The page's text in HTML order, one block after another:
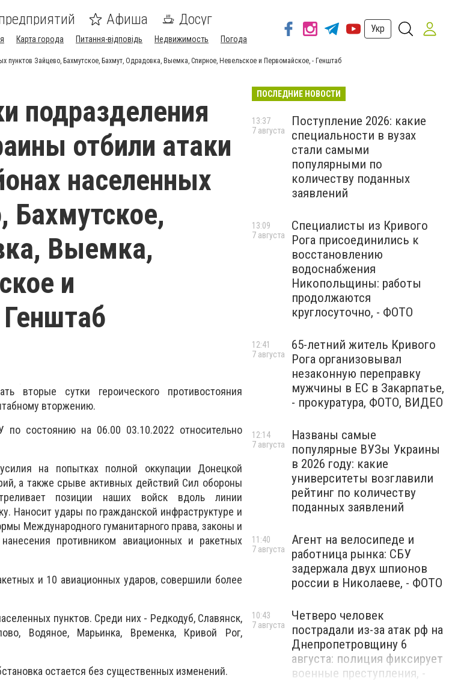
Афиша Досуг
Карта города Питання-відповідь Недвижимость Погода
Укр
Зайцево, Бахмутское, Бахмут, Одрадовка, Выемка, Спирное, Невельское и Первомайское, - Генштаб
подразделения
отбили атаки
населенных
Бахмутское,
Выемка,
и
вторые сутки героического противостояния
вторжению.
по состоянию на 06.00 03.10.2022 относительно
на попытках полной оккупации Донецкой
а также срыве активных действий Сил обороны
позиции наших войск вдоль линии
Наносит удары по гражданской инфраструктуре и
Международного гуманитарного права, законы и
противником авиационных и ракетных
и 10 авиационных ударов, совершили более
пунктов. Среди них - Редкодуб, Славянск,
Водяное, Марьинка, Временка, Кривой Рог,
остается без существенных изменений.
ПОСЛЕДНИЕ НОВОСТИ
Поступление 2026: какие
специальности в вузах
стали самыми
популярными по
количеству поданных
заявлений
13:37
7 августа
Специалисты из Кривого
Рога присоединились к
восстановлению
водоснабжения
Никопольщины: работы
продолжаются
круглосуточно, - ФОТО
13:09
7 августа
65-летний житель Кривого
Рога организовывал
незаконную переправку
мужчины в ЕС в Закарпатье,
- прокуратура, ФОТО, ВИДЕО
12:41
7 августа
Названы самые
популярные ВУЗы Украины
в 2026 году: какие
университеты возглавили
рейтинг по количеству
поданных заявлений
12:14
7 августа
Агент на велосипеде и
работница рынка: СБУ
задержала двух шпионов
россии в Николаеве, - ФОТО
11:40
7 августа
Четверо человек
пострадали из-за атак рф на
Днепропетровщину 6
августа: полиция фиксирует
военные преступления, -
10:43
7 августа